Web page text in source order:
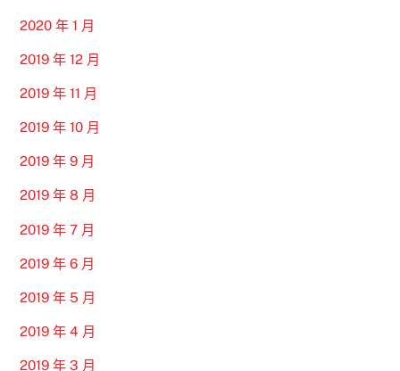
2020 年 1 月
2019 年 12 月
2019 年 11 月
2019 年 10 月
2019 年 9 月
2019 年 8 月
2019 年 7 月
2019 年 6 月
2019 年 5 月
2019 年 4 月
2019 年 3 月